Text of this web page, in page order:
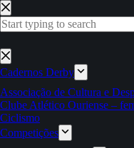
Pular
para
o
Sem
resultados
Cadernos Derby
Associação de Cultura e
Clube Atlético Ouriense –
Ciclismo
Competições